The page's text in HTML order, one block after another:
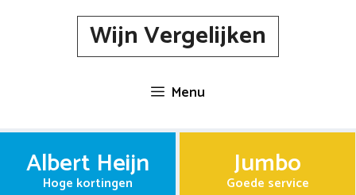
Wijn Vergelijken
Menu
Albert Heijn
Hoge kortingen
Jumbo
Goede service